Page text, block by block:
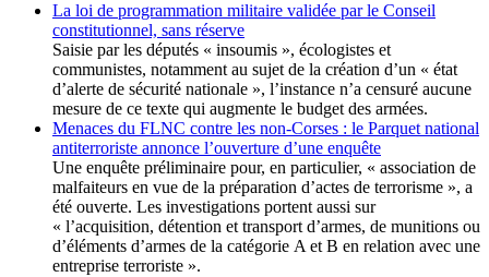
La loi de programmation militaire validée par le Conseil
constitutionnel, sans réserve
Saisie par les députés « insoumis », écologistes et
communistes, notamment au sujet de la création d’un « état
d’alerte de sécurité nationale », l’instance n’a censuré aucune
mesure de ce texte qui augmente le budget des armées.
Menaces du FLNC contre les non-Corses : le Parquet national
antiterroriste annonce l’ouverture d’une enquête
Une enquête préliminaire pour, en particulier, « association de
malfaiteurs en vue de la préparation d’actes de terrorisme », a
été ouverte. Les investigations portent aussi sur
« l’acquisition, détention et transport d’armes, de munitions ou
d’éléments d’armes de la catégorie A et B en relation avec une
entreprise terroriste ».